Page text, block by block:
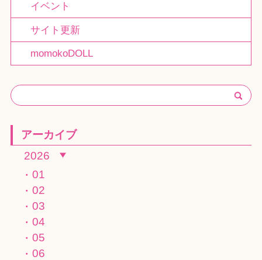
イベント
サイト更新
momokoDOLL
アーカイブ
2026
01
02
03
04
05
06